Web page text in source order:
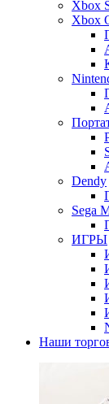
Xbox
Xbox
Dendy
Sega
ИГРЫ
Наши